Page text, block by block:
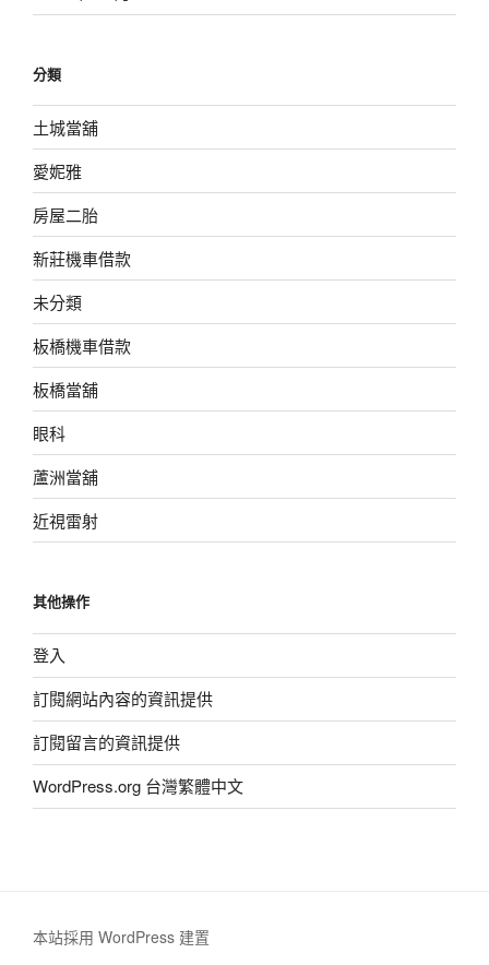
分類
土城當舖
愛妮雅
房屋二胎
新莊機車借款
未分類
板橋機車借款
板橋當舖
眼科
蘆洲當舖
近視雷射
其他操作
登入
訂閱網站內容的資訊提供
訂閱留言的資訊提供
WordPress.org 台灣繁體中文
本站採用 WordPress 建置